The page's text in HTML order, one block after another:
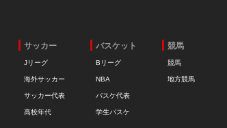
サッカー
Jリーグ
海外サッカー
サッカー代表
高校年代
バスケット
Bリーグ
NBA
バスケ代表
学生バスケ
競馬
競馬
地方競馬